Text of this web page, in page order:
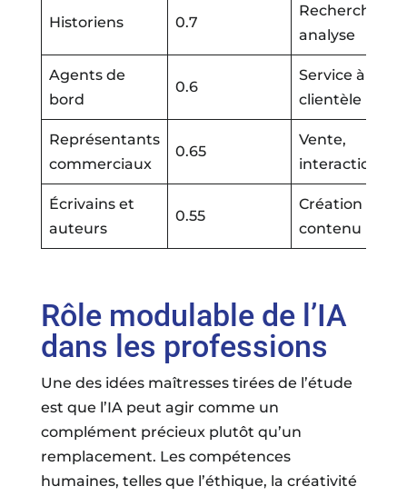
Historiens 0.7
Recherche,
analyse
Agents de
bord
0.6
Service à la
clientèle
Représentants
commerciaux
0.65
Vente,
interaction
Écrivains et
auteurs
0.55
Création de
contenu
Rôle modulable de l’IA
dans les professions
Une des idées maîtresses tirées de l’étude
est que l’IA peut agir comme un
complément précieux plutôt qu’un
remplacement. Les compétences
humaines, telles que l’éthique, la créativité